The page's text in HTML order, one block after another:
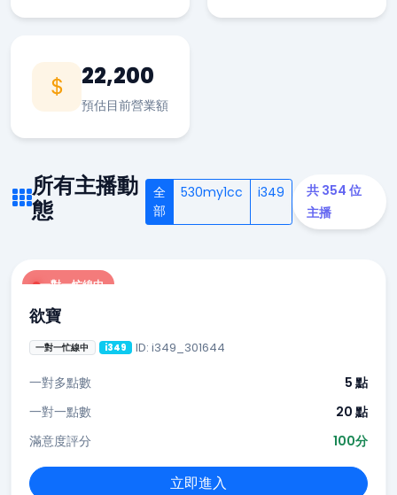
22,200
預估目前營業額
所有主播動
態
全
部
530my1cc i349
共 354 位
主播
一對一忙線中
欲寶
一對一忙線中 i349 ID: i349_301644
一對多點數
5 點
一對一點數
20 點
滿意度評分
100分
立即進入